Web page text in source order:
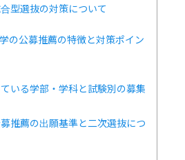
型選抜の対策について
の公募推薦の特徴と対策ポイン
いる学部・学科と試験別の募集
推薦の出願基準と二次選抜につ